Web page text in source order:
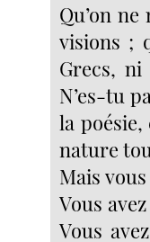
Qu’on
visions ;
Grecs,
N’es-tu
la
nature
Mais
Vous
Vous